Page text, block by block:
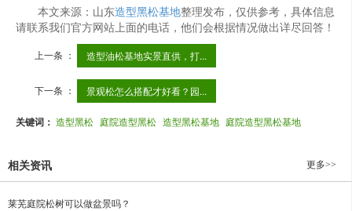
本文来源：山东造型黑松基地整理发布，仅供参考，具体信息
请联系我们官方网站上面的电话，他们会根据情况做出详尽回答！
上一条 ： 造型油松基地实景直供，打...
下一条 ： 景观松怎么搭配才好看？园...
关键词： 造型黑松 庭院造型黑松 造型黑松基地 庭院造型黑松基地
相关资讯 更多>>
莱芜庭院松树可以做盆景吗？